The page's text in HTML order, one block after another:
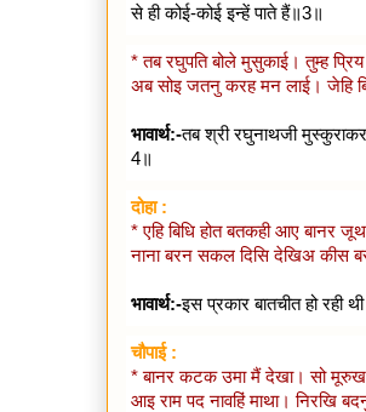
से ही कोई-कोई इन्हें पाते हैं॥3॥
* तब रघुपति बोले मुसुकाई। तुम्ह प्रिय
अब सोइ जतनु करह मन लाई। जेहि
भावार्थ:-तब श्री रघुनाथजी
4॥
दोहा :
* एहि बिधि होत बतकही आए बानर
नाना बरन सकल दिसि देखिअ कीस
भावार्थ:-इस प्रकार बातचीत हो
चौपाई :
* बानर कटक उमा मैं देखा। सो
आइ राम पद नावहिं माथा। निरखि